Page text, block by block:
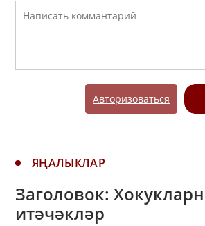
Авторизоваться
ЯҢАЛЫКЛАР
Заголовок:
итәчәкләр